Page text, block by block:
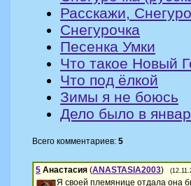
Расскажи,
Снегурочка
Песенка Умки
Что такое Новый
Что под ёлкой
Зимы я не боюсь
Дело было в
Всего комментариев: 5
5 Анастасия (ANASTASIA2003)
Я своей племянице отдала она